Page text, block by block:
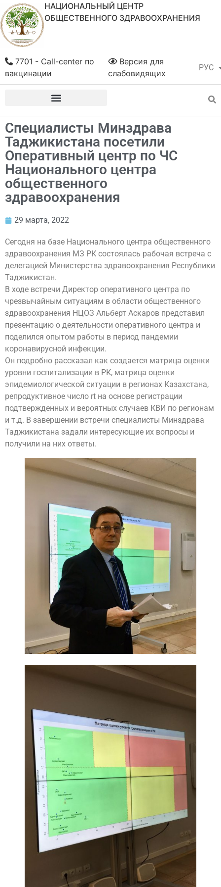
НАЦИОНАЛЬНЫЙ ЦЕНТР
ОБЩЕСТВЕННОГО ЗДРАВООХРАНЕНИЯ
РУС
ҚАЗ
Версия для
слабовидящих
7701 - Call-center по
вакцинации
Специалисты Минздрава
Таджикистана посетили
Оперативный центр по ЧС
Национального центра
общественного
здравоохранения
29 марта, 2022
Сегодня на базе Национального центра общественного
здравоохранения МЗ РК состоялась рабочая встреча с
делегацией Министерства здравоохранения Республики
Таджикистан.
В ходе встречи Директор оперативного центра по
чрезвычайным ситуациям в области общественного
здравоохранения НЦОЗ Альберт Аскаров представил
презентацию о деятельности оперативного центра и
поделился опытом работы в период пандемии
коронавирусной инфекции.
Он подробно рассказал как создается матрица оценки
уровни госпитализации в РК, матрица оценки
эпидемиологической ситуации в регионах Казахстана,
репродуктивное число rt на основе регистрации
подтвержденных и вероятных случаев КВИ по регионам
и т.д. В завершении встречи специалисты Минздрава
Таджикистана задали интересующие их вопросы и
получили на них ответы.